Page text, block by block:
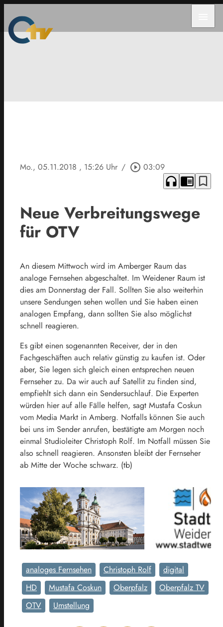
Mo., 05.11.2018 , 15:26 Uhr / play_circle_outline 03:09
headphones chrome_reader_mode bookmark_border
Neue Verbreitungswege
für OTV
An diesem Mittwoch wird im Amberger Raum das
analoge Fernsehen abgeschaltet. Im Weidener Raum ist
dies am Donnerstag der Fall. Sollten Sie also weiterhin
unsere Sendungen sehen wollen und Sie haben einen
analogen Empfang, dann sollten Sie also möglichst
schnell reagieren.
Es gibt einen sogenannten Receiver, der in den
Fachgeschäften auch relativ günstig zu kaufen ist. Oder
aber, Sie legen sich gleich einen entsprechen neuen
Fernseher zu. Da wir auch auf Satellit zu finden sind,
empfiehlt sich dann ein Sendersuchlauf. Die Experten
würden hier auf alle Fälle helfen, sagt Mustafa Coskun
vom Media Markt in Amberg. Notfalls können Sie auch
bei uns im Sender anrufen, bestätigte am Morgen noch
einmal Studioleiter Christoph Rolf. Im Notfall müssen Sie
also schnell reagieren. Ansonsten bleibt der Fernseher
ab Mitte der Woche schwarz. (tb)
analoges Fernsehen Christoph Rolf
digital
HD
Mustafa Coskun Oberpfalz
Oberpfalz TV
OTV
Umstellung